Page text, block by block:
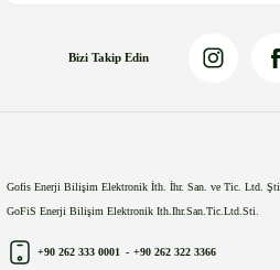
Bizi Takip Edin
Gofis Enerji Bilişim Elektronik İth. İhr. San. ve Tic. Ltd. Şti.
GoFiS Enerji Bilişim Elektronik Ith.Ihr.San.Tic.Ltd.Sti.
+90 262 333 0001 - +90 262 322 3366